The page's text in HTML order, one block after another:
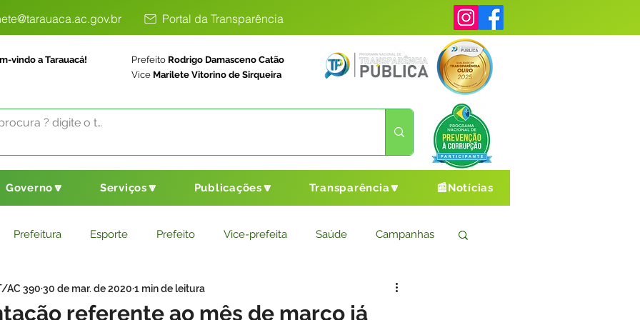
Portal da Transparência
vindo a Tarauacá! Prefeito Rodrigo Damasceno Catão
Vice Marilete Vitorino de Sirqueira
Governo🔽 Serviços🔽 Publicações🔽 Transparência🔽 📰Notícias
Prefeitura Esporte Prefeito Vice-prefeita Saúde Campanhas
Saneamento Básico Agricultura Cultura e Esporte
referente ao mês de março já
AC 390 30 de mar. de 2020 1 min de leitura